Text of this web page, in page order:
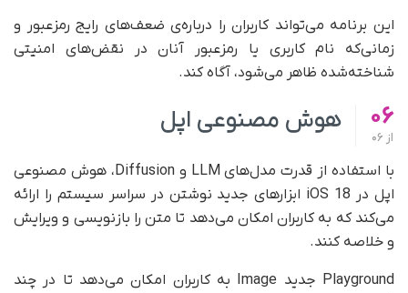
این برنامه می‌تواند کاربران را درباره‌ی ضعف‌های رایج رمز‌عبور و
زمانی‌که نام کاربری یا رمز‌عبور آنان در نقض‌های امنیتی
شناخته‌شده ظاهر می‌شود، آگاه کند.
06
از
هوش مصنوعی اپل
با استفاده از قدرت مدل‌های LLM و Diffusion، هوش مصنوعی
اپل در iOS 18 ابزارهای جدید نوشتن در سراسر سیستم را ارائه
می‌کند که به کاربران امکان می‌دهد تا متن را بازنویسی و ویرایش
و خلاصه کنند.
Playground جدید Image به کاربران امکان می‌دهد تا در چند